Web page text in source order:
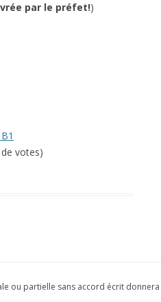
par le préfet!)
votes)
ou partielle sans accord écrit